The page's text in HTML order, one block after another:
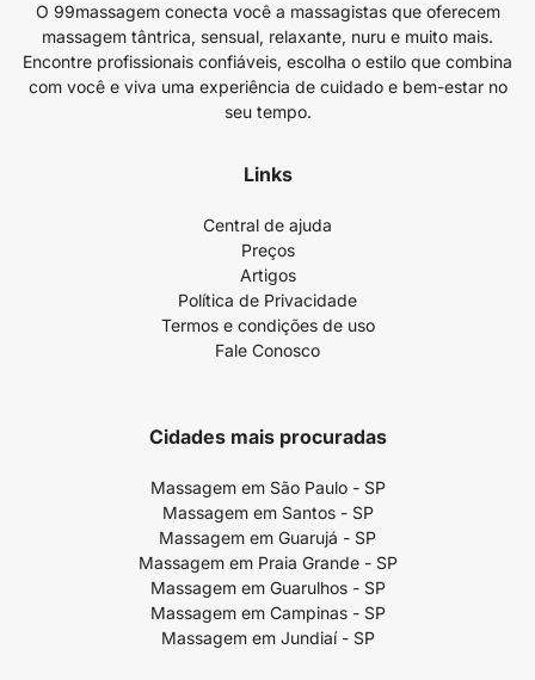
O 99massagem conecta você a massagistas que oferecem
massagem tântrica, sensual, relaxante, nuru e muito mais.
Encontre profissionais confiáveis, escolha o estilo que combina
com você e viva uma experiência de cuidado e bem-estar no
seu tempo.
Links
Central de ajuda
Preços
Artigos
Política de Privacidade
Termos e condições de uso
Fale Conosco
Cidades mais procuradas
Massagem em São Paulo - SP
Massagem em Santos - SP
Massagem em Guarujá - SP
Massagem em Praia Grande - SP
Massagem em Guarulhos - SP
Massagem em Campinas - SP
Massagem em Jundiaí - SP